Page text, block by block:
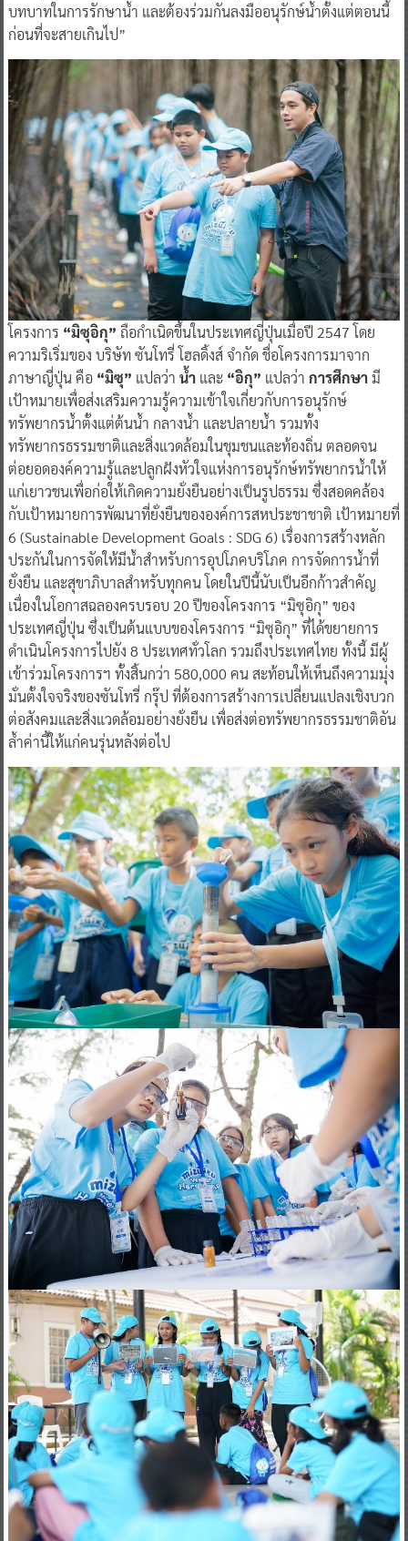
บทบาทในการรักษาน้ำ และต้องร่วมกันลงมืออนุรักษ์น้ำตั้งแต่ตอนนี้
ก่อนที่จะสายเกินไป”
โครงการ “มิซุอิกุ” ถือกำเนิดขึ้นในประเทศญี่ปุ่นเมื่อปี 2547 โดย
ความริเริ่มของ บริษัท ซันโทรี่ โฮลดิ้งส์ จำกัด ชื่อโครงการมาจาก
ภาษาญี่ปุ่น คือ “มิซุ” แปลว่า น้ำและ “อิกุ” แปลว่า การศึกษามี
เป้าหมายเพื่อส่งเสริมความรู้ความเข้าใจเกี่ยวกับการอนุรักษ์
ทรัพยากรน้ำตั้งแต่ต้นน้ำ กลางน้ำ และปลายน้ำ รวมทั้ง
ทรัพยากรธรรมชาติและสิ่งแวดล้อมในชุมชนและท้องถิ่น ตลอดจน
ต่อยอดองค์ความรู้และปลูกฝังหัวใจแห่งการอนุรักษ์ทรัพยากรน้ำให้
แก่เยาวชนเพื่อก่อให้เกิดความยั่งยืนอย่างเป็นรูปธรรม ซึ่งสอดคล้อง
กับเป้าหมายการพัฒนาที่ยั่งยืนขององค์การสหประชาชาติ เป้าหมายที่
6 (Sustainable Development Goals : SDG 6) เรื่องการสร้างหลัก
ประกันในการจัดให้มีน้ำสำหรับการอุปโภคบริโภค การจัดการน้ำที่
ยั่งยืน และสุขาภิบาลสำหรับทุกคน โดยในปีนี้นับเป็นอีกก้าวสำคัญ
เนื่องในโอกาสฉลองครบรอบ 20 ปีของโครงการ “มิซุอิกุ” ของ
ประเทศญี่ปุ่น ซึ่งเป็นต้นแบบของโครงการ “มิซุอิกุ” ที่ได้ขยายการ
ดำเนินโครงการไปยัง 8 ประเทศทั่วโลก รวมถึงประเทศไทย ทั้งนี้ มีผู้
เข้าร่วมโครงการฯ ทั้งสิ้นกว่า 580,000 คน สะท้อนให้เห็นถึงความมุ่ง
มั่นตั้งใจจริงของซันโทรี่ กรุ๊ป ที่ต้องการสร้างการเปลี่ยนแปลงเชิงบวก
ต่อสังคมและสิ่งแวดล้อมอย่างยั่งยืน เพื่อส่งต่อทรัพยากรธรรมชาติอัน
ล้ำค่านี้ให้แก่คนรุ่นหลังต่อไป